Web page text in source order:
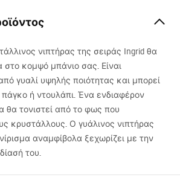
νιπτήρας της σειράς Ingrid θα
στο κομψό μπάνιο σας. Είναι
γυαλί υψηλής ποιότητας και μπορεί
ή ντουλάπι. Ένα ενδιαφέρον
θα τονιστεί από το φως που
κρυστάλλους. Ο γυάλινος νιπτήρας
αναμφίβολα ξεχωρίζει με την
του.